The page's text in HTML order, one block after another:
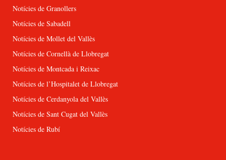
Notícies de Granollers
Notícies de Sabadell
Notícies de Mollet del Vallès
Notícies de Cornellà de Llobregat
Notícies de Montcada i Reixac
Notícies de l’Hospitalet de Llobregat
Notícies de Cerdanyola del Vallès
Notícies de Sant Cugat del Vallès
Notícies de Rubí